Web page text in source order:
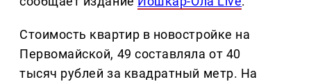
Стоимость квартир в новостройке на
Первомайской, 49 составляла от 40
тысяч рублей за квадратный метр. На